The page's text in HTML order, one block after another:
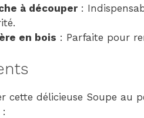
à découper:
en bois : Parfaite pour
cette délicieuse Soupe au
: